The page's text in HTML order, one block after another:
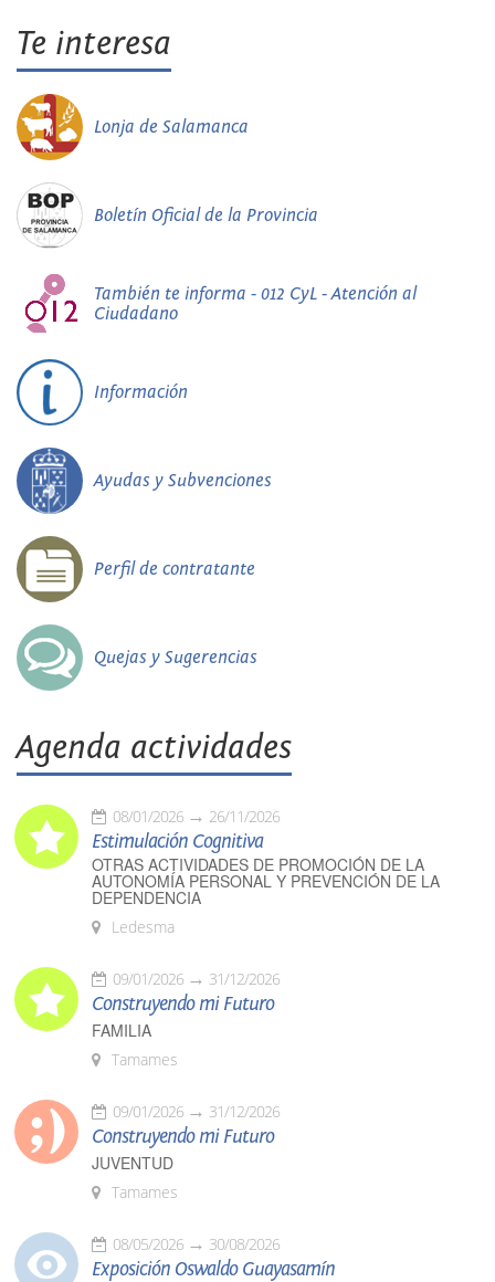
Te interesa
Lonja de Salamanca
Boletín Oficial de la Provincia
También te informa - 012 CyL - Atención al
Ciudadano
Información
Ayudas y Subvenciones
Perfil de contratante
Quejas y Sugerencias
Agenda actividades
08/01/2026 26/11/2026
Estimulación Cognitiva
OTRAS ACTIVIDADES DE PROMOCIÓN DE LA
AUTONOMÍA PERSONAL Y PREVENCIÓN DE LA
DEPENDENCIA
Ledesma
09/01/2026 31/12/2026
Construyendo mi Futuro
FAMILIA
Tamames
09/01/2026 31/12/2026
Construyendo mi Futuro
JUVENTUD
Tamames
08/05/2026 30/08/2026
Exposición Oswaldo Guayasamín